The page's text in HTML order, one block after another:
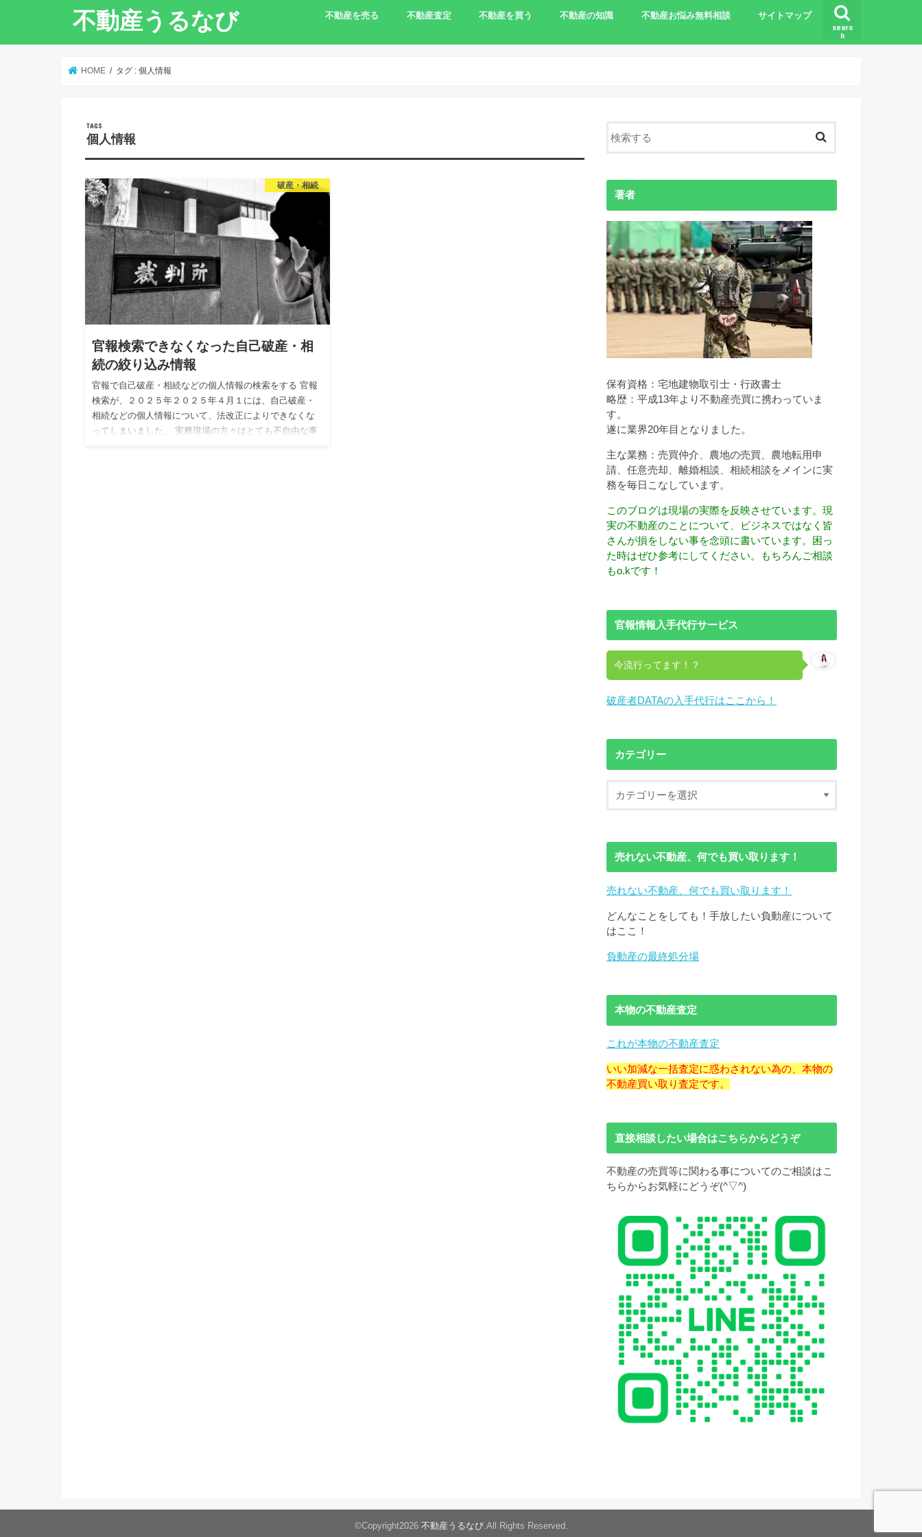
不動産うるなび
searc
h
不動産を売る
家を売りたい
相続で売る
離婚で家を売る
住宅ローンの支払いで売る
土地を売りたい
農地の売却
負動産
不動産査定
一括査定サイト
不動産を買う
農地を買う
不動産の知識
不動産売却の基礎知識
不動産お悩み無料相談 サイトマップ
HOME タグ : 個人情報
個人情報
破産・相続
官報検索できなくなった自己破産・相
続の絞り込み情報
官報で自己破産・相続などの個人情報の検索をする 官報
検索が、２０２５年２０２５年４月１には、自己破産・
相続などの個人情報について、法改正によりできなくな
ってしまいました。 実務現場の方々はとても不自由な事
著者
保有資格：宅地建物取引士・行政書士
略歴：平成13年より不動産売買に携わっていま
す。
遂に業界20年目となりました。
主な業務：売買仲介、農地の売買、農地転用申
請、任意売却、離婚相談、相続相談をメインに実
務を毎日こなしています。
このブログは現場の実際を反映させています。現
実の不動産のことについて、ビジネスではなく皆
さんが損をしない事を念頭に書いています。困っ
た時はぜひ参考にしてください。もちろんご相談
もo.kです！
官報情報入手代行サービス
今流行ってます！？
破産者DATAの入手代行はここから！
カテゴリー
売れない不動産、何でも買い取ります！
売れない不動産、何でも買い取ります！
どんなことをしても！手放したい負動産について
はここ！
負動産の最終処分場
本物の不動産査定
これが本物の不動産査定
いい加減な一括査定に惑わされない為の、本物の
不動産買い取り査定です。
直接相談したい場合はこちらからどうぞ
不動産の売買等に関わる事についてのご相談はこ
ちらからお気軽にどうぞ(^▽^)
©Copyright2026 不動産うるなび.All Rights Reserved.